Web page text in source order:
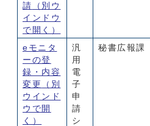
請
（別ウ
インドウ
で開く）
eモニタ
ーの登
録・内容
変更
（別
ウインド
ウで開
く）
汎
用
電
子
申
請
シ
秘書広報課